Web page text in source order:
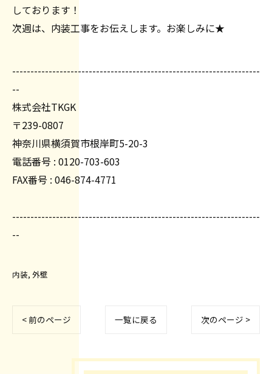
しております！
次週は、内装工事をお伝えします。お楽しみに★
--------------------------------------------------------------------
--
株式会社TKGK
〒239-0807
神奈川県横須賀市根岸町5-20-3
電話番号 : 0120-703-603
FAX番号 : 046-874-4771
--------------------------------------------------------------------
--
内装 外壁
< 前のページ 一覧に戻る 次のページ >